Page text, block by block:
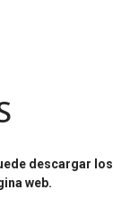
descargar los
web.